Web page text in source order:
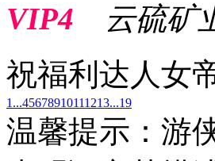
VIP4
云硫矿
祝福利达人女
1...45678910111213...19
温馨提示：游